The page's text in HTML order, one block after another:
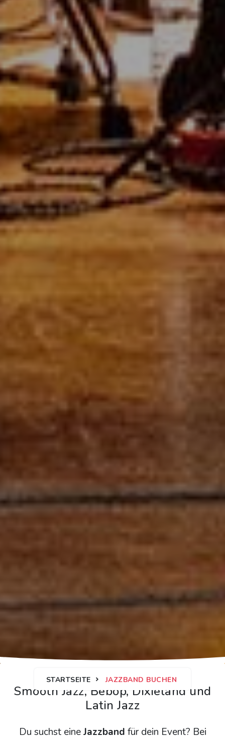
STARTSEITE JAZZBAND BUCHEN
Smooth Jazz, Bebop, Dixieland und
Latin Jazz
Du suchst eineJazzband für dein Event? Bei